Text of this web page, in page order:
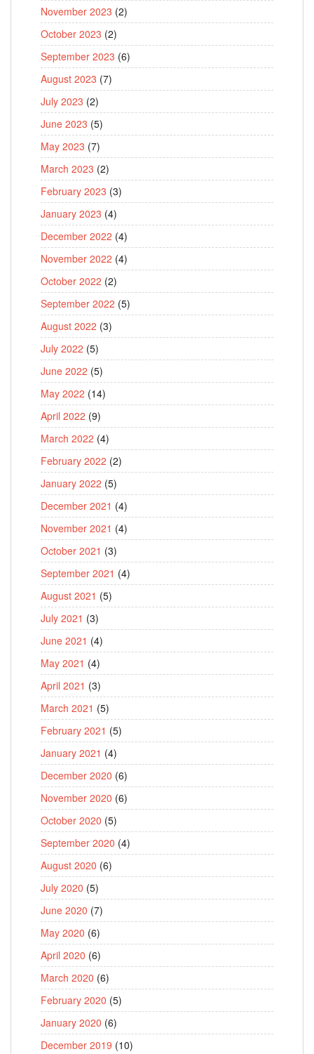
November 2023 (2)
October 2023 (2)
September 2023 (6)
August 2023 (7)
July 2023 (2)
June 2023 (5)
May 2023 (7)
March 2023 (2)
February 2023 (3)
January 2023 (4)
December 2022 (4)
November 2022 (4)
October 2022 (2)
September 2022 (5)
August 2022 (3)
July 2022 (5)
June 2022 (5)
May 2022 (14)
April 2022 (9)
March 2022 (4)
February 2022 (2)
January 2022 (5)
December 2021 (4)
November 2021 (4)
October 2021 (3)
September 2021 (4)
August 2021 (5)
July 2021 (3)
June 2021 (4)
May 2021 (4)
April 2021 (3)
March 2021 (5)
February 2021 (5)
January 2021 (4)
December 2020 (6)
November 2020 (6)
October 2020 (5)
September 2020 (4)
August 2020 (6)
July 2020 (5)
June 2020 (7)
May 2020 (6)
April 2020 (6)
March 2020 (6)
February 2020 (5)
January 2020 (6)
December 2019 (10)